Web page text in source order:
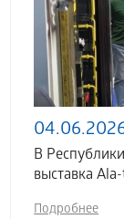
В
выставка
Подробнее